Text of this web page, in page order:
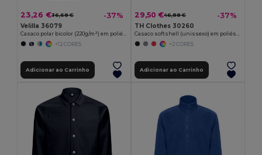
23,26 €36,68 € -37%
Velilla 36079
Casaco polar bicolor (220g/m²) em poliéster (100%)
+12 CORES
Adicionar ao Carrinho
29,50 €46,88 € -37%
TH Clothes 30260
Casaco softshell (unissexo) em poliéster e elastano
+2 CORES
Adicionar ao Carrinho